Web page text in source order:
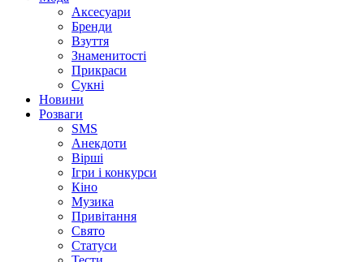
Аксесуари
Бренди
Взуття
Знаменитості
Прикраси
Сукні
Новини
Розваги
SMS
Анекдоти
Вірші
Ігри і конкурси
Кіно
Музика
Привітання
Свято
Статуси